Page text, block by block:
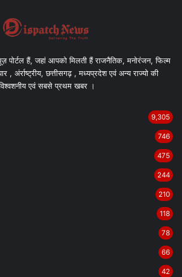
हैं, जहां आपको मिलती हैं राजनैतिक, मनोरंजन, फिल्म
, अंर्राष्ट्रीय, छत्तीसगढ़ , मध्यप्रदेश एवं अन्य राज्यो की
एवं सबसे प्रथम खबर ।
9,305
746
475
244
210
118
78
66
42